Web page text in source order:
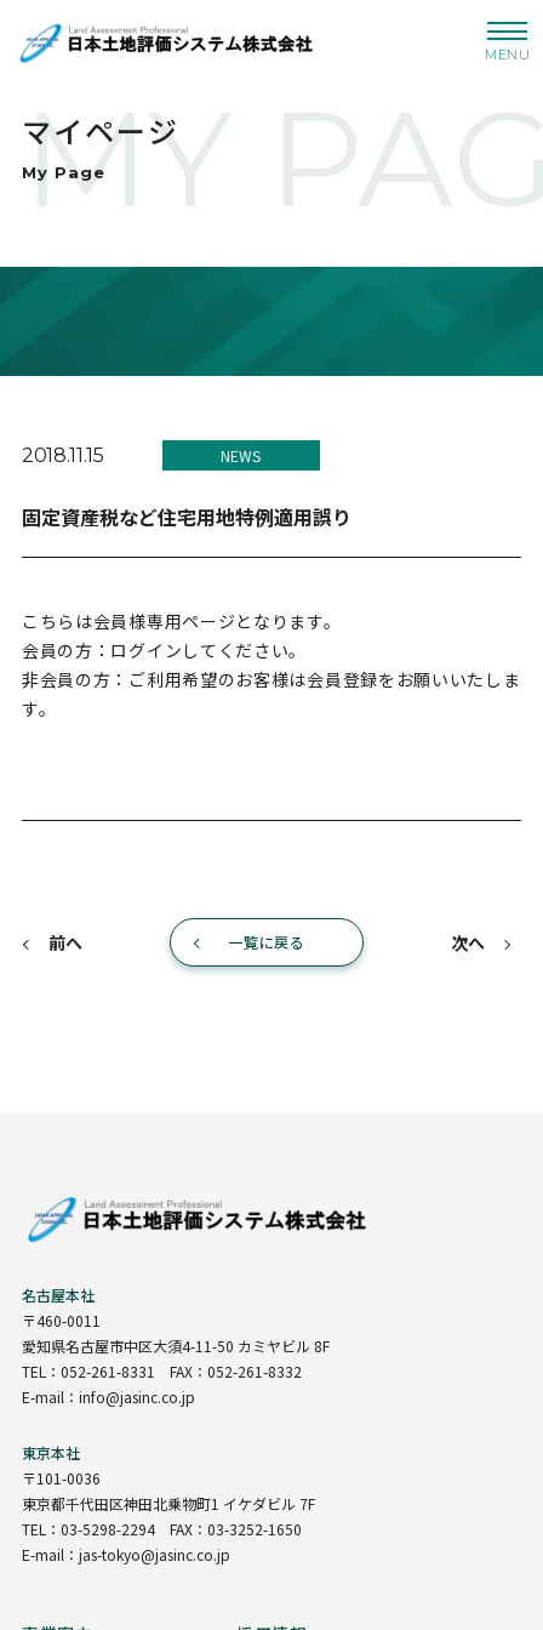
MENU
MY
マイページ
My Page
2018.11.15 NEWS
固定資産税など住宅用地特例適用誤り
こちらは会員様専用ページとなります。
会員の方：ログインしてください。
非会員の方：ご利用希望のお客様は会員登録をお願いいたしま
す。
前へ 一覧に戻る 次へ
名古屋本社
〒460-0011
愛知県名古屋市中区大須4-11-50 カミヤビル 8F
TEL：052-261-8331 FAX：052-261-8332
E-mail：info@jasinc.co.jp
東京本社
〒101-0036
東京都千代田区神田北乗物町1 イケダビル 7F
TEL：03-5298-2294 FAX：03-3252-1650
E-mail：jas-tokyo@jasinc.co.jp